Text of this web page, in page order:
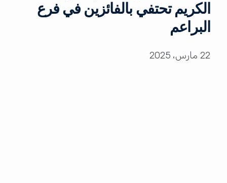
الكريم تحتفي بالفائزين في فرع
البراعم
22 مارس، 2025